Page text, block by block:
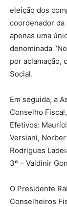
eleição dos
coordenador da
apenas uma
denominada
por aclamação,
Social.
Em seguida, a
Conselho
Efetivos:
Versiani,
Rodrigues
3º – Valdinir
O Presidente
Conselheiros